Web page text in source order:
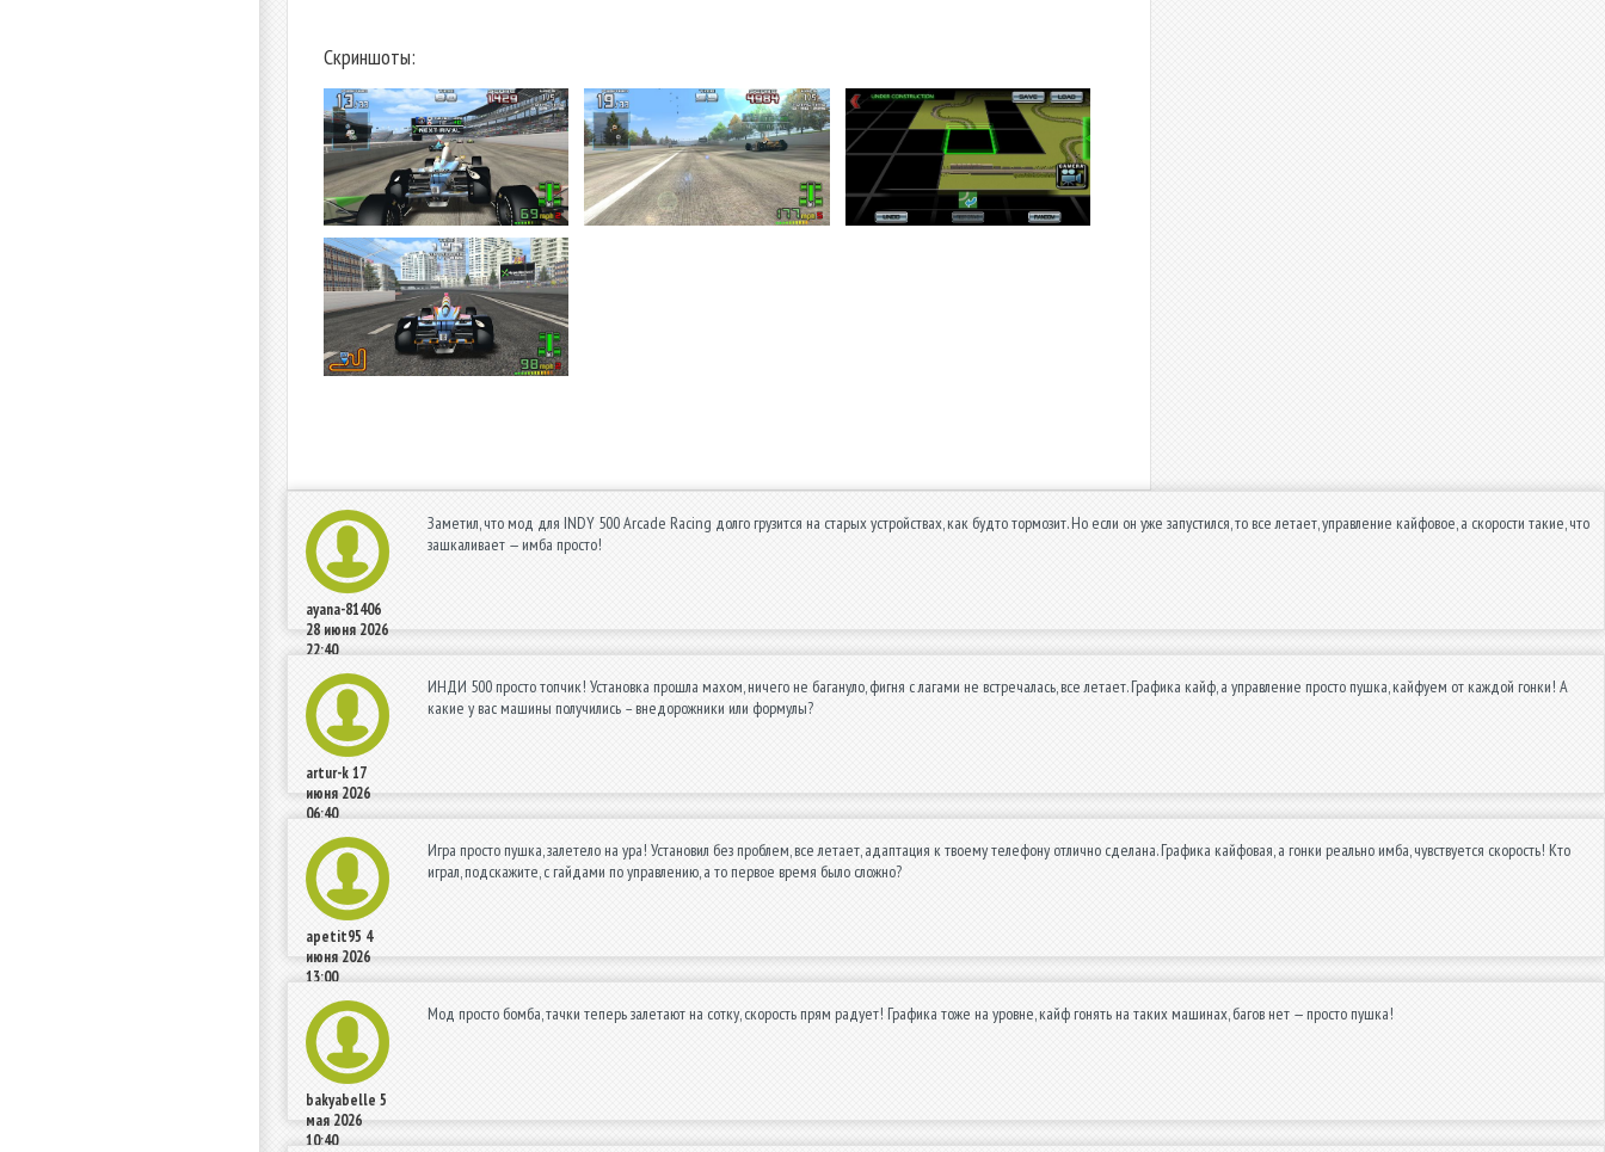
Скриншоты:
ayana-81406
28 июня 2026
22:40
Заметил, что мод для INDY 500 Arcade Racing долго грузится на старых устройствах, как будто тормозит. Но если он уже запустился, то все летает, управление кайфовое, а скорости такие, что
зашкаливает — имба просто!
artur-k17
июня 2026
06:40
ИНДИ 500 просто топчик! Установка прошла махом, ничего не багануло, фигня с лагами не встречалась, все летает. Графика кайф, а управление просто пушка, кайфуем от каждой гонки! А
какие у вас машины получились – внедорожники или формулы?
apetit95 4
июня 2026
13:00
Игра просто пушка, залетело на ура! Установил без проблем, все летает, адаптация к твоему телефону отлично сделана. Графика кайфовая, а гонки реально имба, чувствуется скорость! Кто
играл, подскажите, с гайдами по управлению, а то первое время было сложно?
bakyabelle 5
мая 2026
10:40
Мод просто бомба, тачки теперь залетают на сотку, скорость прям радует! Графика тоже на уровне, кайф гонять на таких машинах, багов нет — просто пушка!